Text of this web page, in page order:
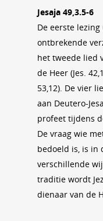
Jesaja 49,3.5-6
De eerste
ontbrekende
het tweede lied
de Heer (Jes.
53,12). De vier
aan Deutero-
profeet tijdens
De vraag wie
bedoeld is, is in
verschillende
traditie wordt
dienaar van de